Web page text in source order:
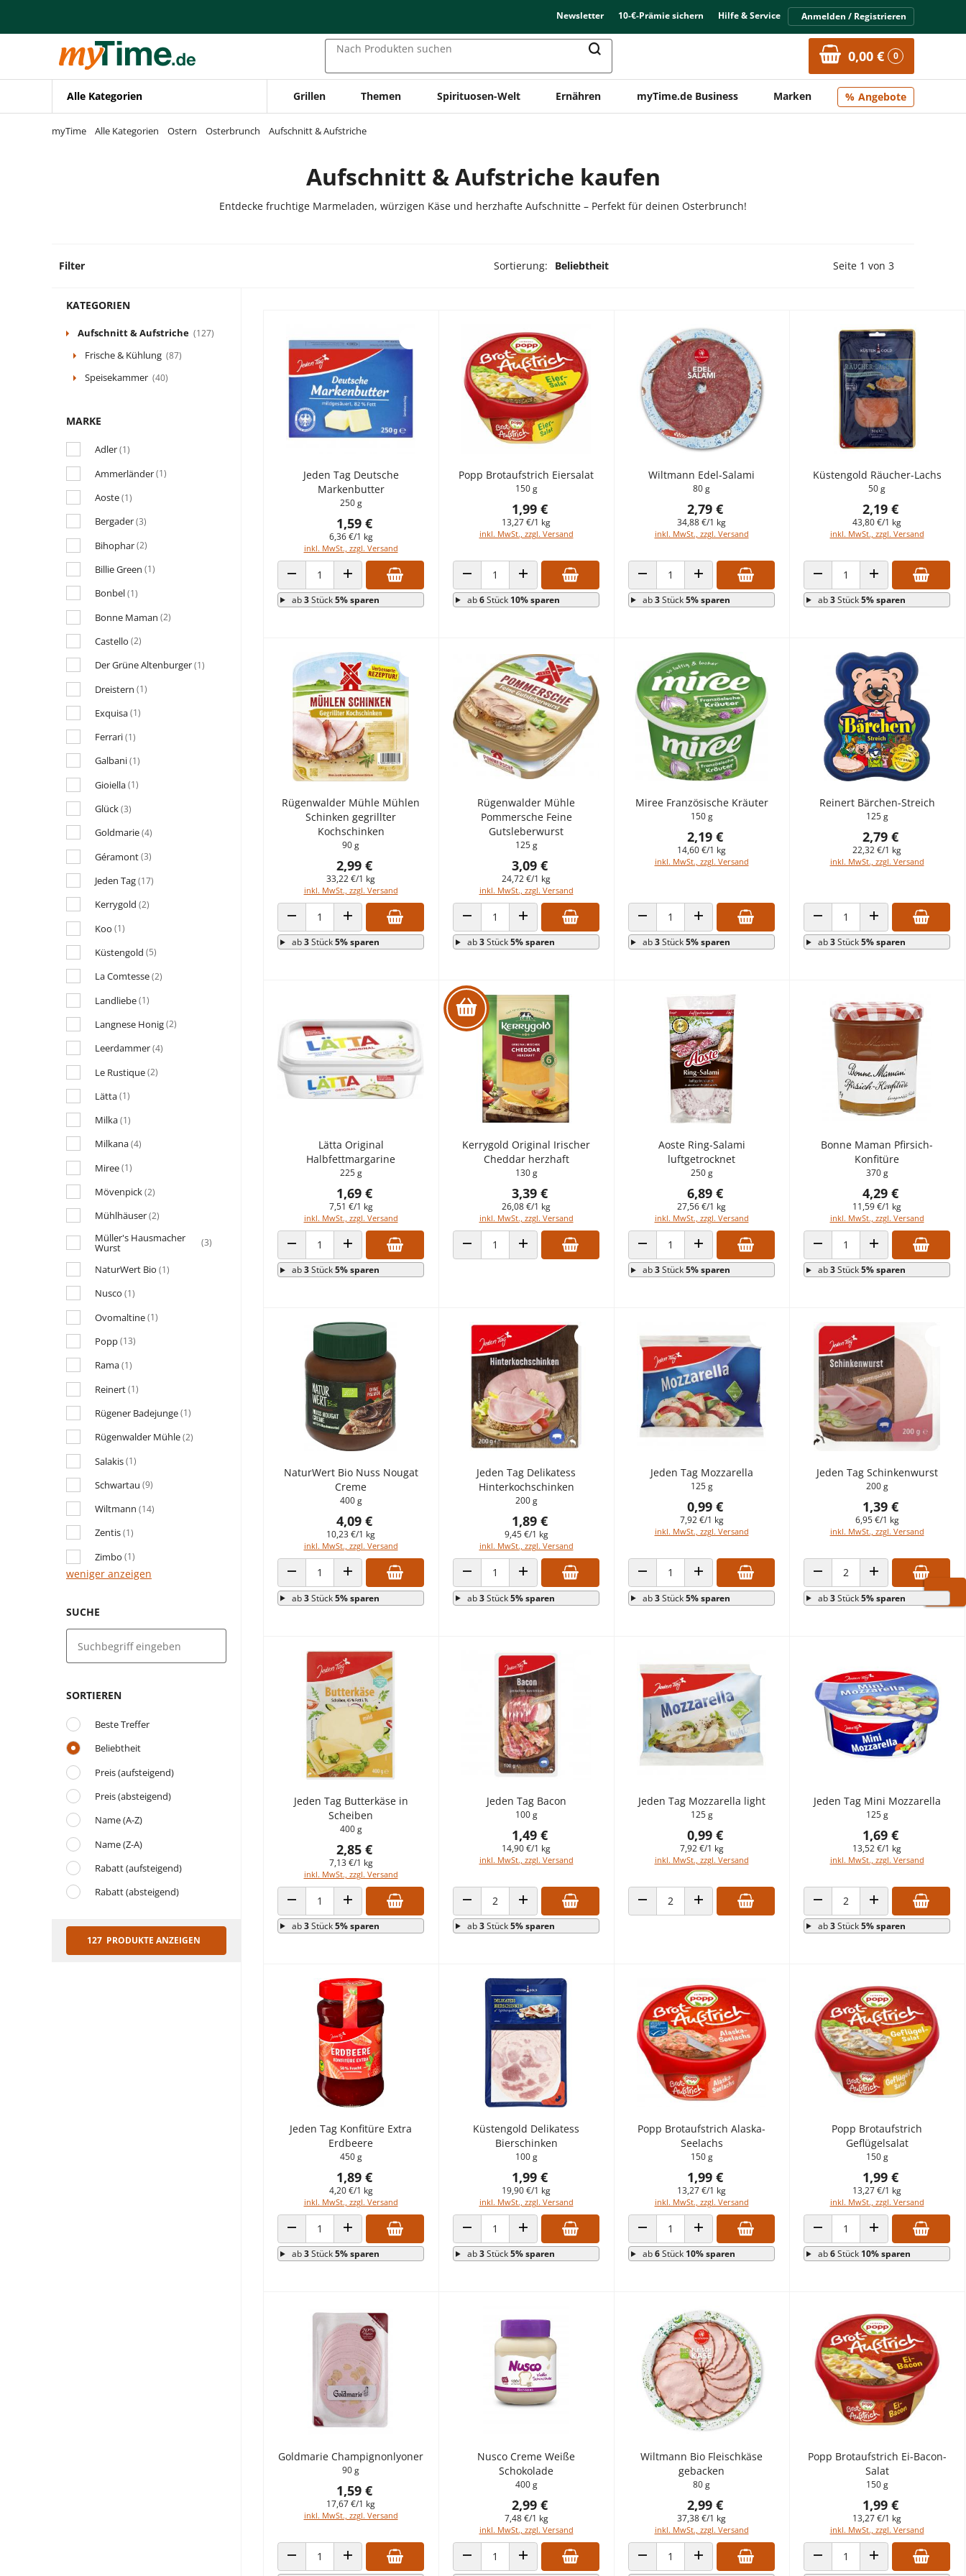
Zur Navigation springen
Zur Suche springen
Newsletter 10-€-Prämie sichern Hilfe & Service Anmelden / Registrieren
Nach Produkten suchen 0,00 € 0
Alle Kategorien Grillen Themen Spirituosen-Welt Ernähren myTime.de Business Marken Angebote
myTime Alle Kategorien Ostern Osterbrunch Aufschnitt & Aufstriche
Aufschnitt & Aufstriche kaufen
Entdecke fruchtige Marmeladen, würzigen Käse und herzhafte Aufschnitte – Perfekt für deinen Osterbrunch!
Filter Sortierung: Beliebtheit Vorherige Seite
Seite 1 von 3
KATEGORIEN
Aufschnitt & Aufstriche (127)
Frische & Kühlung (87)
Speisekammer (40)
MARKE
Adler(1)
Ammerländer(1)
Aoste(1)
Bergader(3)
Bihophar(2)
Billie Green (1)
Bonbel(1)
Bonne Maman (2)
Castello (2)
Der Grüne Altenburger(1)
Dreistern (1)
Exquisa(1)
Ferrari(1)
Galbani(1)
Gioiella(1)
Glück(3)
Goldmarie(4)
Géramont(3)
Jeden Tag(17)
Kerrygold (2)
Koo (1)
Küstengold (5)
La Comtesse(2)
Landliebe(1)
Langnese Honig(2)
Leerdammer(4)
Le Rustique(2)
Lätta(1)
Milka(1)
Milkana(4)
Miree(1)
Mövenpick(2)
Mühlhäuser(2)
Müller's Hausmacher
Wurst (3)
NaturWert Bio (1)
Nusco (1)
Ovomaltine(1)
Popp(13)
Rama(1)
Reinert(1)
Rügener Badejunge(1)
Rügenwalder Mühle(2)
Salakis(1)
Schwartau (9)
Wiltmann (14)
Zentis(1)
Zimbo (1)
weniger anzeigen
SUCHE
SORTIEREN
Beste Treffer
Beliebtheit
Preis (aufsteigend)
Preis (absteigend)
Name (A-Z)
Name (Z-A)
Rabatt (aufsteigend)
Rabatt (absteigend)
127 PRODUKTE ANZEIGEN
Jeden Tag Deutsche
Markenbutter
250 g
1,59 €
6,36 €/1 kg
inkl. MwSt., zzgl. Versand
ANZAHL VERRINGERNANZAHL ERHÖHEN
ab3Stück5% sparen
Popp Brotaufstrich Eiersalat
150 g
1,99 €
13,27 €/1 kg
inkl. MwSt., zzgl. Versand
ANZAHL VERRINGERNANZAHL ERHÖHEN
ab6Stück 10% sparen
Wiltmann Edel-Salami
80 g
2,79 €
34,88 €/1 kg
inkl. MwSt., zzgl. Versand
ANZAHL VERRINGERNANZAHL ERHÖHEN
ab3Stück5% sparen
Küstengold Räucher-Lachs
50 g
2,19 €
43,80 €/1 kg
inkl. MwSt., zzgl. Versand
ANZAHL VERRINGERNANZAHL ERHÖHEN
ab3Stück5% sparen
Rügenwalder Mühle Mühlen
Schinken gegrillter
Kochschinken
90 g
2,99 €
33,22 €/1 kg
inkl. MwSt., zzgl. Versand
ANZAHL VERRINGERNANZAHL ERHÖHEN
ab3Stück5% sparen
Rügenwalder Mühle
Pommersche Feine
Gutsleberwurst
125 g
3,09 €
24,72 €/1 kg
inkl. MwSt., zzgl. Versand
ANZAHL VERRINGERNANZAHL ERHÖHEN
ab3Stück5% sparen
Miree Französische Kräuter
150 g
2,19 €
14,60 €/1 kg
inkl. MwSt., zzgl. Versand
ANZAHL VERRINGERNANZAHL ERHÖHEN
ab3Stück5% sparen
Reinert Bärchen-Streich
125 g
2,79 €
22,32 €/1 kg
inkl. MwSt., zzgl. Versand
ANZAHL VERRINGERNANZAHL ERHÖHEN
ab3Stück5% sparen
Lätta Original
Halbfettmargarine
225 g
1,69 €
7,51 €/1 kg
inkl. MwSt., zzgl. Versand
ANZAHL VERRINGERNANZAHL ERHÖHEN
ab3Stück5% sparen
Kerrygold Original Irischer
Cheddar herzhaft
130 g
3,39 €
26,08 €/1 kg
inkl. MwSt., zzgl. Versand
ANZAHL VERRINGERNANZAHL ERHÖHEN
Aoste Ring-Salami
luftgetrocknet
250 g
6,89 €
27,56 €/1 kg
inkl. MwSt., zzgl. Versand
ANZAHL VERRINGERNANZAHL ERHÖHEN
ab3Stück5% sparen
Bonne Maman Pfirsich-
Konfitüre
370 g
4,29 €
11,59 €/1 kg
inkl. MwSt., zzgl. Versand
ANZAHL VERRINGERNANZAHL ERHÖHEN
ab3Stück5% sparen
NaturWert Bio Nuss Nougat
Creme
400 g
4,09 €
10,23 €/1 kg
inkl. MwSt., zzgl. Versand
ANZAHL VERRINGERNANZAHL ERHÖHEN
ab3Stück5% sparen
Jeden Tag Delikatess
Hinterkochschinken
200 g
1,89 €
9,45 €/1 kg
inkl. MwSt., zzgl. Versand
ANZAHL VERRINGERNANZAHL ERHÖHEN
ab3Stück5% sparen
Jeden Tag Mozzarella
125 g
0,99 €
7,92 €/1 kg
inkl. MwSt., zzgl. Versand
ANZAHL VERRINGERNANZAHL ERHÖHEN
ab3Stück5% sparen
Jeden Tag Schinkenwurst
200 g
1,39 €
6,95 €/1 kg
inkl. MwSt., zzgl. Versand
ANZAHL VERRINGERNANZAHL ERHÖHEN
ab3Stück5% sparen
Jeden Tag Butterkäse in
Scheiben
400 g
2,85 €
7,13 €/1 kg
inkl. MwSt., zzgl. Versand
ANZAHL VERRINGERNANZAHL ERHÖHEN
ab3Stück5% sparen
Jeden Tag Bacon
100 g
1,49 €
14,90 €/1 kg
inkl. MwSt., zzgl. Versand
ANZAHL VERRINGERNANZAHL ERHÖHEN
ab3Stück5% sparen
Jeden Tag Mozzarella light
125 g
0,99 €
7,92 €/1 kg
inkl. MwSt., zzgl. Versand
ANZAHL VERRINGERNANZAHL ERHÖHEN
Jeden Tag Mini Mozzarella
125 g
1,69 €
13,52 €/1 kg
inkl. MwSt., zzgl. Versand
ANZAHL VERRINGERNANZAHL ERHÖHEN
ab3Stück5% sparen
Jeden Tag Konfitüre Extra
Erdbeere
450 g
1,89 €
4,20 €/1 kg
inkl. MwSt., zzgl. Versand
ANZAHL VERRINGERNANZAHL ERHÖHEN
ab3Stück5% sparen
Küstengold Delikatess
Bierschinken
100 g
1,99 €
19,90 €/1 kg
inkl. MwSt., zzgl. Versand
ANZAHL VERRINGERNANZAHL ERHÖHEN
ab3Stück5% sparen
Popp Brotaufstrich Alaska-
Seelachs
150 g
1,99 €
13,27 €/1 kg
inkl. MwSt., zzgl. Versand
ANZAHL VERRINGERNANZAHL ERHÖHEN
ab6Stück 10% sparen
Popp Brotaufstrich
Geflügelsalat
150 g
1,99 €
13,27 €/1 kg
inkl. MwSt., zzgl. Versand
ANZAHL VERRINGERNANZAHL ERHÖHEN
ab6Stück 10% sparen
Goldmarie Champignonlyoner
90 g
1,59 €
17,67 €/1 kg
inkl. MwSt., zzgl. Versand
ANZAHL VERRINGERNANZAHL ERHÖHEN
Nusco Creme Weiße
Schokolade
400 g
2,99 €
7,48 €/1 kg
inkl. MwSt., zzgl. Versand
ANZAHL VERRINGERNANZAHL ERHÖHEN
Wiltmann Bio Fleischkäse
gebacken
80 g
2,99 €
37,38 €/1 kg
inkl. MwSt., zzgl. Versand
ANZAHL VERRINGERNANZAHL ERHÖHEN
Popp Brotaufstrich Ei-Bacon-
Salat
150 g
1,99 €
13,27 €/1 kg
inkl. MwSt., zzgl. Versand
ANZAHL VERRINGERNANZAHL ERHÖHEN